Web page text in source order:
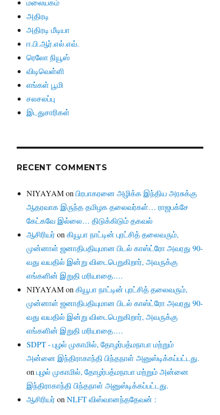
அதிரடி
அதிரடி மீடியா
ஈ.பி.ஆர்.எல்.எவ்.
ரெலோ நியூஸ்
விடிவெள்ளி
எங்கள் பூமி
சலசலப்பு
இடதுசாரிகள்
RECENT COMMENTS
NIYAYAMonபிரபாகரனை அழிக்க இந்திய அரசுக்கு
ஆதரவாக இருந்த தமிழக தலைவர்கள்… ராஜபக்சே
கேட்கவே இல்லை… திடுக்கிடும் தகவல்
ஆசிரியர்onகியூபா நாட்டின் புரட்சித் தலைவரும்,
முன்னாள் ஜனாதிபதியுமான பிடல் காஸ்ட்ரோ அவரது 90-
வது வயதில் இன்று விடைபெறுகிறார், அவருக்கு
எங்களின் இறுதி மரியாதை….
NIYAYAMonகியூபா நாட்டின் புரட்சித் தலைவரும்,
முன்னாள் ஜனாதிபதியுமான பிடல் காஸ்ட்ரோ அவரது 90-
வது வயதில் இன்று விடைபெறுகிறார், அவருக்கு
எங்களின் இறுதி மரியாதை….
SDPT - புழல் முகாமில், தோழர்பத்மநாபா மற்றும்
அன்னை இந்திராகாந்தி பிந்தநாள் அனுஸ்டிக்கப்பட்டது.
onபுழல் முகாமில், தோழர்பத்மநாபா மற்றும் அன்னை
இந்திராகாந்தி பிந்தநாள் அனுஸ்டிக்கப்பட்டது.
ஆசிரியர்onNLFT விஸ்வானந்ததேவன் :